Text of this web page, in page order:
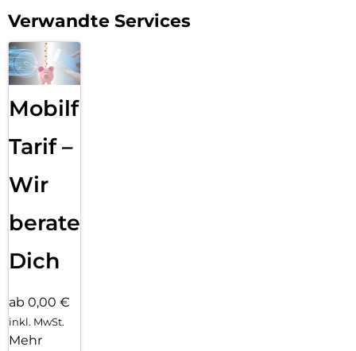
Verwandte Services
Mobilfunk
Tarif –
Wir
beraten
Dich
ab 0,00 €
inkl. MwSt.
Mehr